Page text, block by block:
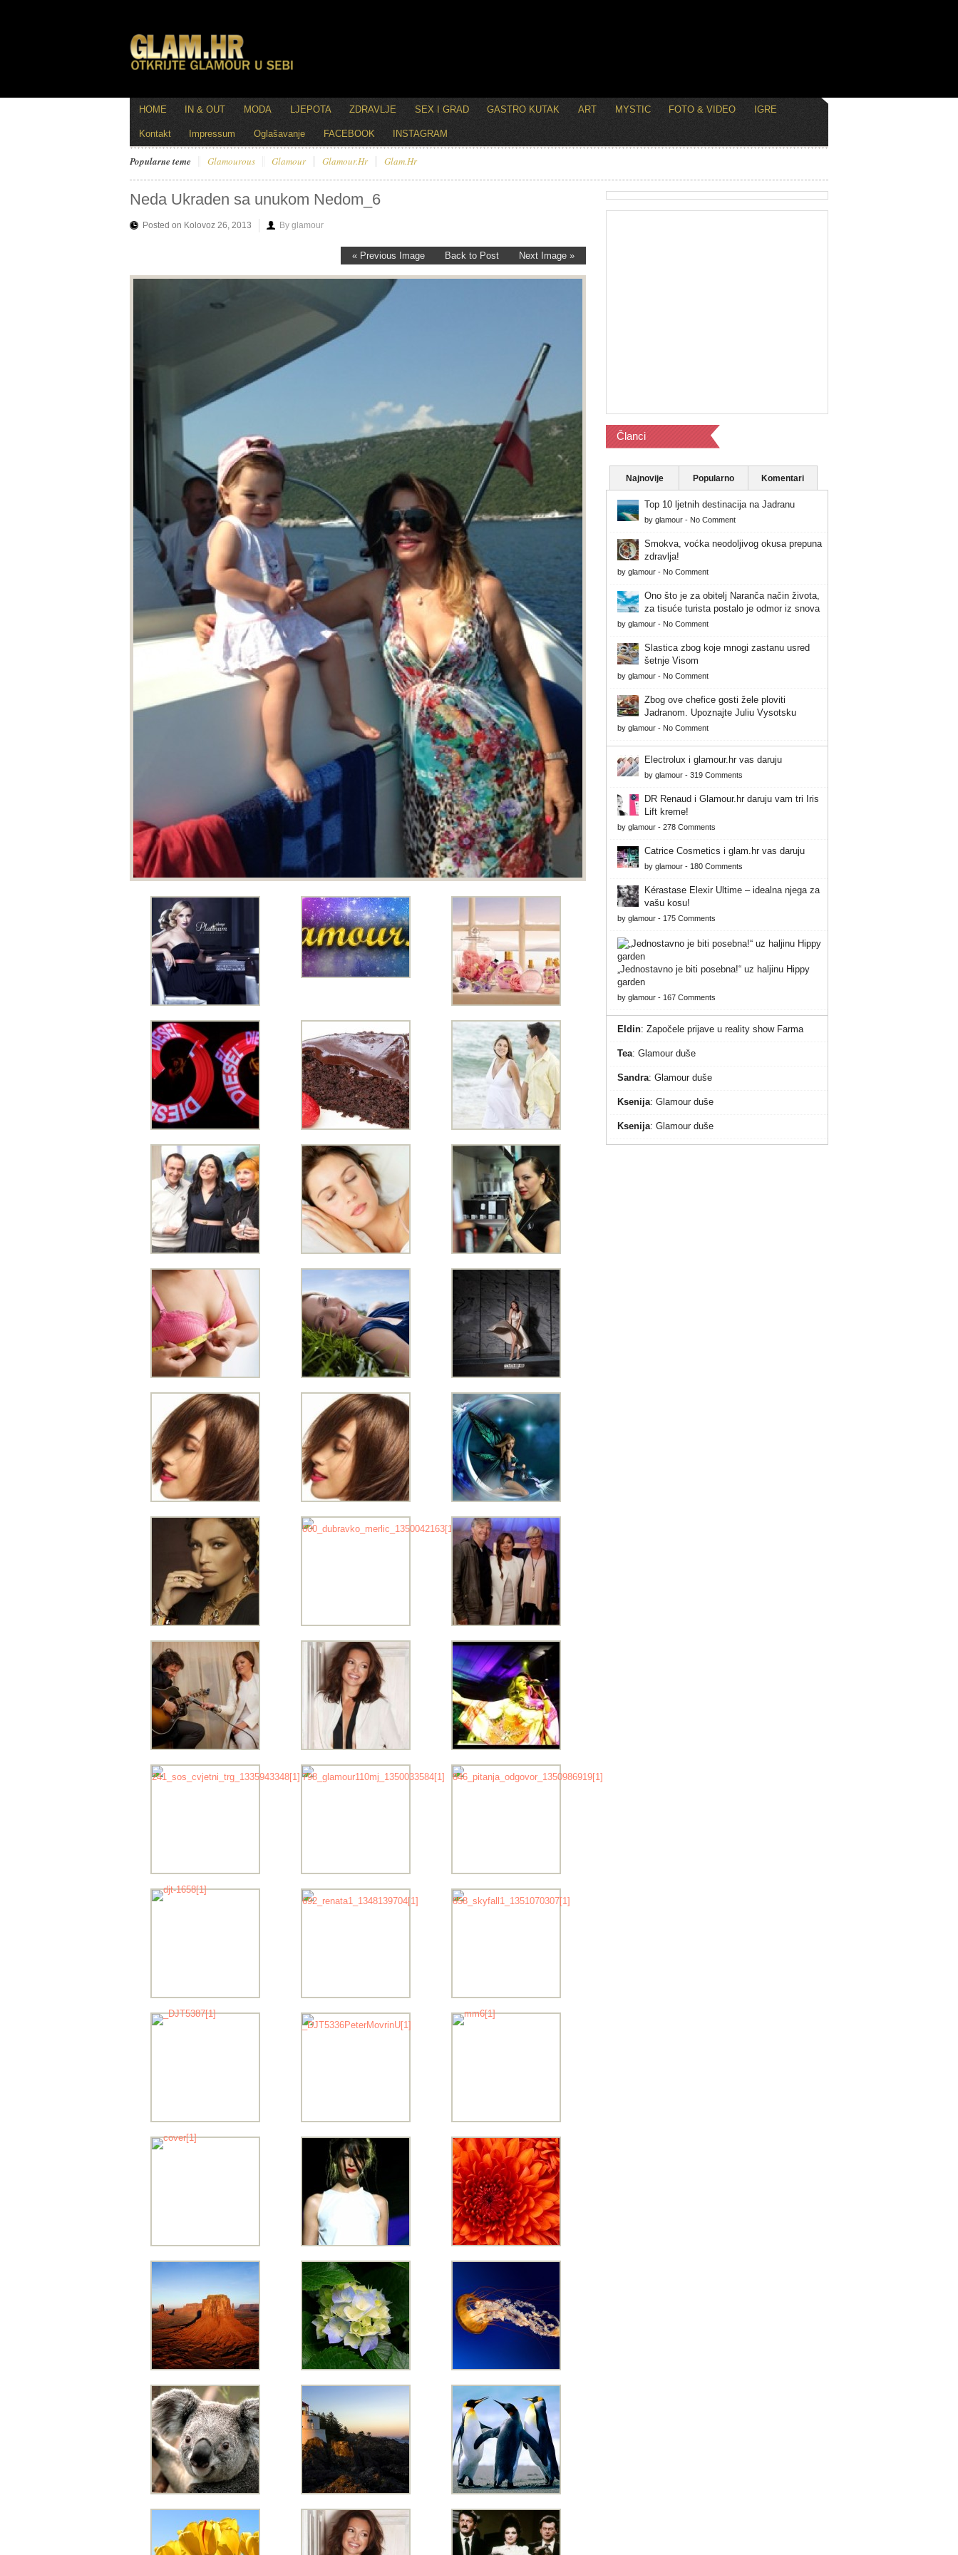
HOME IN & OUT MODA LJEPOTA ZDRAVLJE SEX I GRAD GASTRO KUTAK ART MYSTIC FOTO & VIDEO IGRE
Kontakt Impressum Oglašavanje FACEBOOK INSTAGRAM
Popularne teme Glamourous Glamour Glamour.hr Glam.hr
Neda Ukraden sa unukom Nedom_6
Posted on Kolovoz 26, 2013 By glamour
« Previous Image Back to Post Next Image »
Članci
Najnovije Popularno Komentari
Top 10 ljetnih destinacija na Jadranu
by glamour - No Comment
Smokva, voćka neodoljivog okusa prepuna
zdravlja!
by glamour - No Comment
Ono što je za obitelj Naranča način života,
za tisuće turista postalo je odmor iz snova
by glamour - No Comment
Slastica zbog koje mnogi zastanu usred
šetnje Visom
by glamour - No Comment
Zbog ove chefice gosti žele ploviti
Jadranom. Upoznajte Juliu Vysotsku
by glamour - No Comment
Electrolux i glamour.hr vas daruju
by glamour - 319 Comments
DR Renaud i Glamour.hr daruju vam tri Iris
Lift kreme!
by glamour - 278 Comments
Catrice Cosmetics i glam.hr vas daruju
by glamour - 180 Comments
Kérastase Elexir Ultime – idealna njega za
vašu kosu!
by glamour - 175 Comments
„Jednostavno je biti posebna!“ uz haljinu Hippy
garden
by glamour - 167 Comments
Eldin: Započele prijave u reality show Farma
Tea: Glamour duše
Sandra: Glamour duše
Ksenija: Glamour duše
Ksenija: Glamour duše